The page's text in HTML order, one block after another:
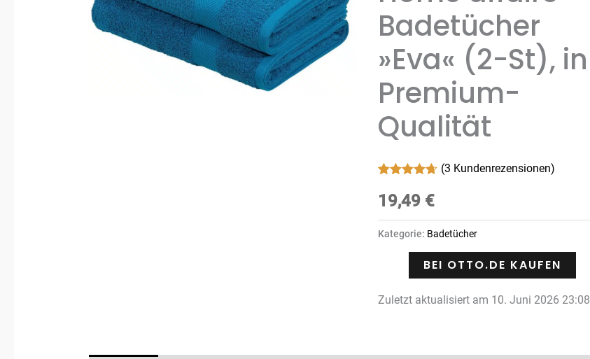
Badetücher
»Eva« (2-St), in
Premium-
Qualität
mit4.67von
5,
basierend
auf
Kundenbewertungen
(3 Kundenrezensionen)
19,49 €
Kategorie: Badetücher
BEI OTTO.DE KAUFEN
Zuletzt aktualisiert am 10. Juni 2026 23:08